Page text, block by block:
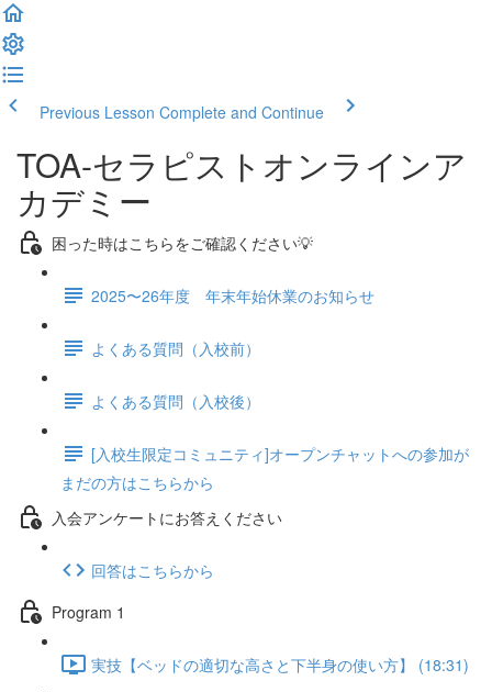
Previous Lesson Complete and Continue
TOA-セラピストオンラインア
カデミー
困った時はこちらをご確認ください💡
2025〜26年度 年末年始休業のお知らせ
よくある質問（入校前）
よくある質問（入校後）
[入校生限定コミュニティ]オープンチャットへの参加が
まだの方はこちらから
入会アンケートにお答えください
回答はこちらから
Program 1
実技【ベッドの適切な高さと下半身の使い方】 (18:31)